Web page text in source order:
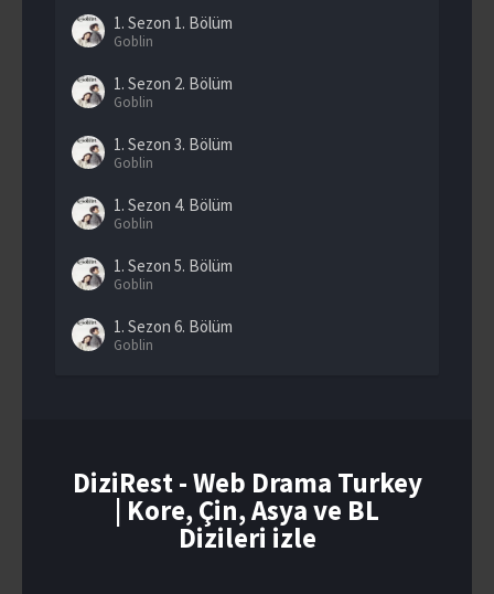
1. Sezon 1. Bölüm
Goblin
1. Sezon 2. Bölüm
Goblin
1. Sezon 3. Bölüm
Goblin
1. Sezon 4. Bölüm
Goblin
1. Sezon 5. Bölüm
Goblin
1. Sezon 6. Bölüm
Goblin
1. Sezon9. Bölüm
Goblin
DiziRest - Web Drama Turkey
| Kore, Çin, Asya ve BL
Dizileri izle